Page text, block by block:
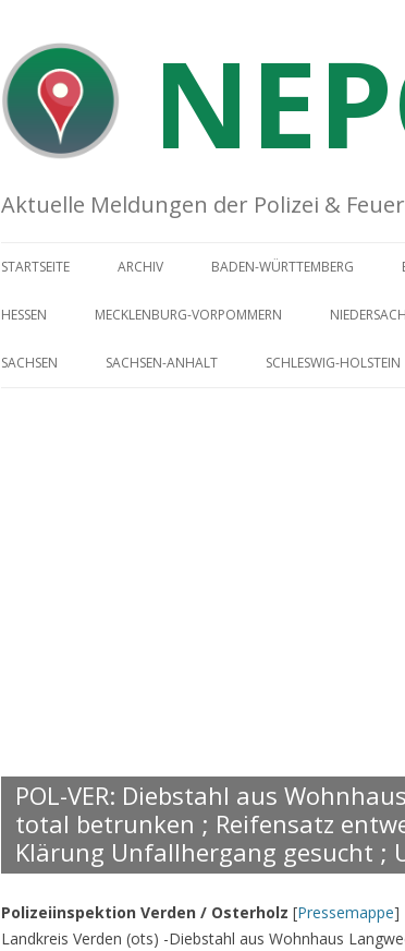
Aktuelle Meldungen der Polizei &
STARTSEITE ARCHIV BADEN-WÜRTTEMBERG
HESSEN MECKLENBURG-VORPOMMERN
SACHSEN SACHSEN-ANHALT SCHLESWIG-HOLSTEIN
POL-VER: Diebstahl aus
total betrunken ; Reifensatz
Klärung Unfallhergang gesucht ;
Polizeiinspektion Verden / Osterholz [Pressemappe]
Landkreis Verden (ots) -Diebstahl aus Wohnhaus